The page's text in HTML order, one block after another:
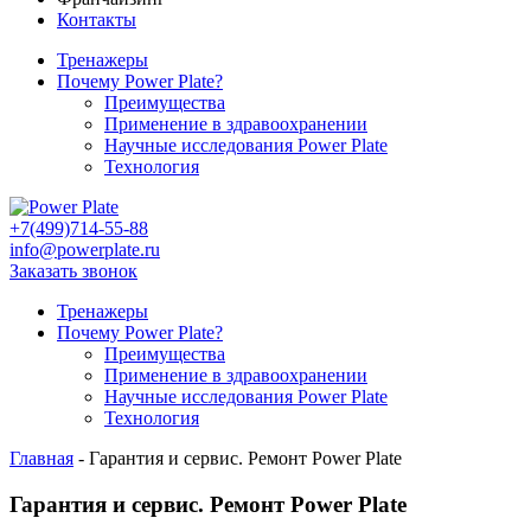
Контакты
Тренажеры
Почему Power Plate?
Преимущества
Применение в здравоохранении
Научные исследования Power Plate
Технология
+7(499)714-55-88
info@powerplate.ru
Заказать звонок
Тренажеры
Почему Power Plate?
Преимущества
Применение в здравоохранении
Научные исследования Power Plate
Технология
Главная - Гарантия и сервис. Ремонт Power Plate
Гарантия и сервис. Ремонт Power Plate